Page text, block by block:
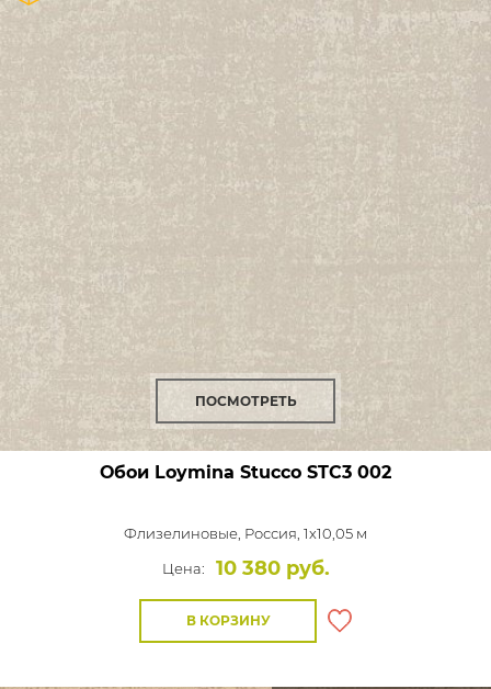
ПОСМОТРЕТЬ
Обои Loymina Stucco STC3 002
Флизелиновые, Россия, 1x10,05 м
Цена:
10 380 руб.
В КОРЗИНУ